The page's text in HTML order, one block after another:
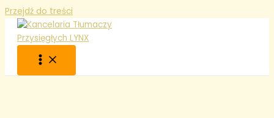
Przejdź do treści